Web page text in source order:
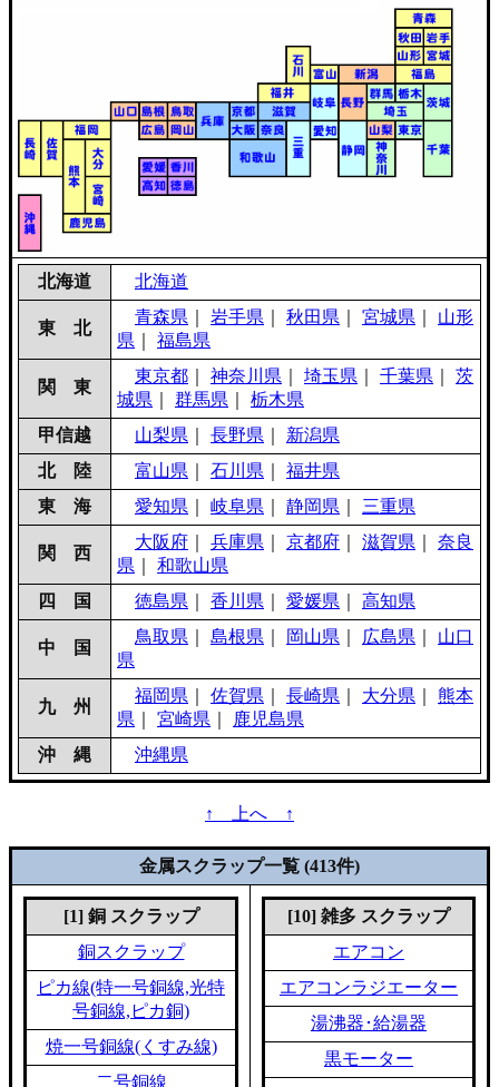
北海道 北海道
東 北
青森県 岩手県 秋田県 宮城県
山形
県
福島県
関 東
東京都 神奈川県 埼玉県 千葉県
茨
城県
群馬県
栃木県
甲信越
山梨県 長野県
新潟県
北 陸
富山県 石川県
福井県
東 海
愛知県 岐阜県 静岡県 三重県
関 西
大阪府 兵庫県 京都府 滋賀県
奈良
県
和歌山県
四 国
徳島県 香川県 愛媛県 高知県
中 国
鳥取県 島根県 岡山県 広島県
山口
県
九 州
福岡県 佐賀県 長崎県 大分県
熊本
県
宮崎県
鹿児島県
沖 縄
沖縄県
↑ 上へ ↑
金属スクラップ一覧 (413件)
[1] 銅 スクラップ
銅スクラップ
ピカ線(特一号銅線,光特
号銅線,ピカ銅)
焼一号銅線(くすみ線)
二号銅線
[10] 雑多 スクラップ
エアコン
エアコンラジエーター
湯沸器･給湯器
黒モーター